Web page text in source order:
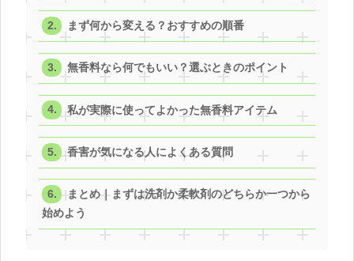
まず何から変える？おすすめの順番
無香料なら何でもいい？選ぶときのポイント
私が実際に使ってよかった無香料アイテム
香害が気になる人によくある質問
まとめ｜まずは洗剤か柔軟剤のどちらか一つから
始めよう